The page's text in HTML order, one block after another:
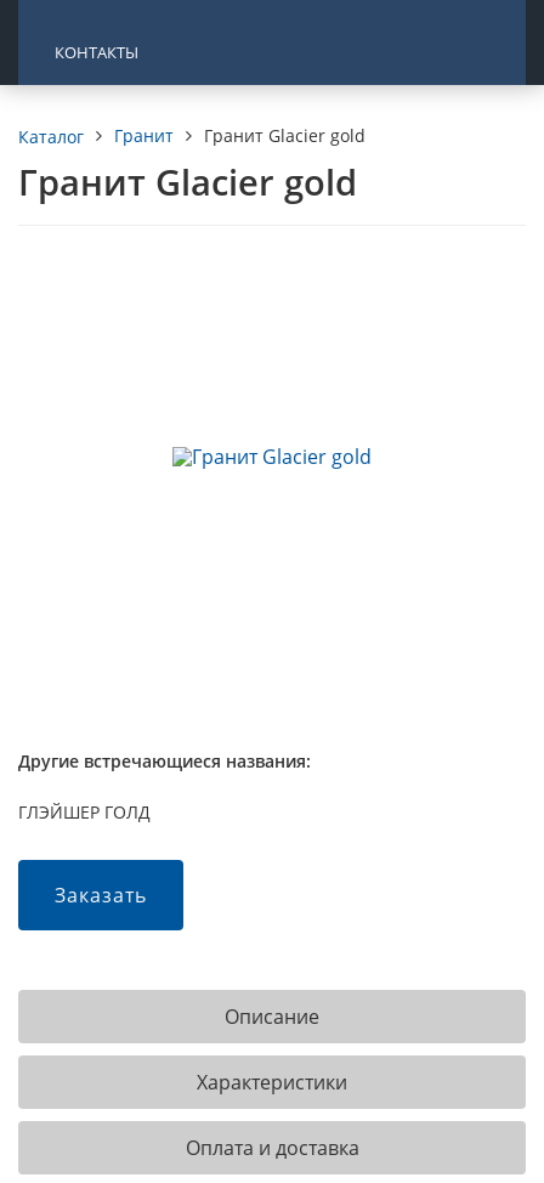
КОНТАКТЫ
Каталог Гранит Гранит Glacier gold
Гранит Glacier gold
Другие встречающиеся названия:
ГЛЭЙШЕР ГОЛД
Заказать
Описание
Характеристики
Оплата и доставка